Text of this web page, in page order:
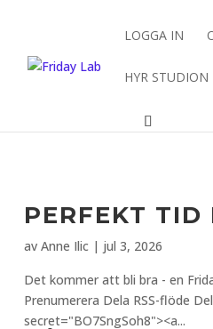
LOGGA IN
HYR
PERFEKT TID
avAnne Ilic | jul 3, 2026
Det kommer att bli bra - en
Prenumerera Dela RSS-flöde
secret="BO7SngSoh8"><a...